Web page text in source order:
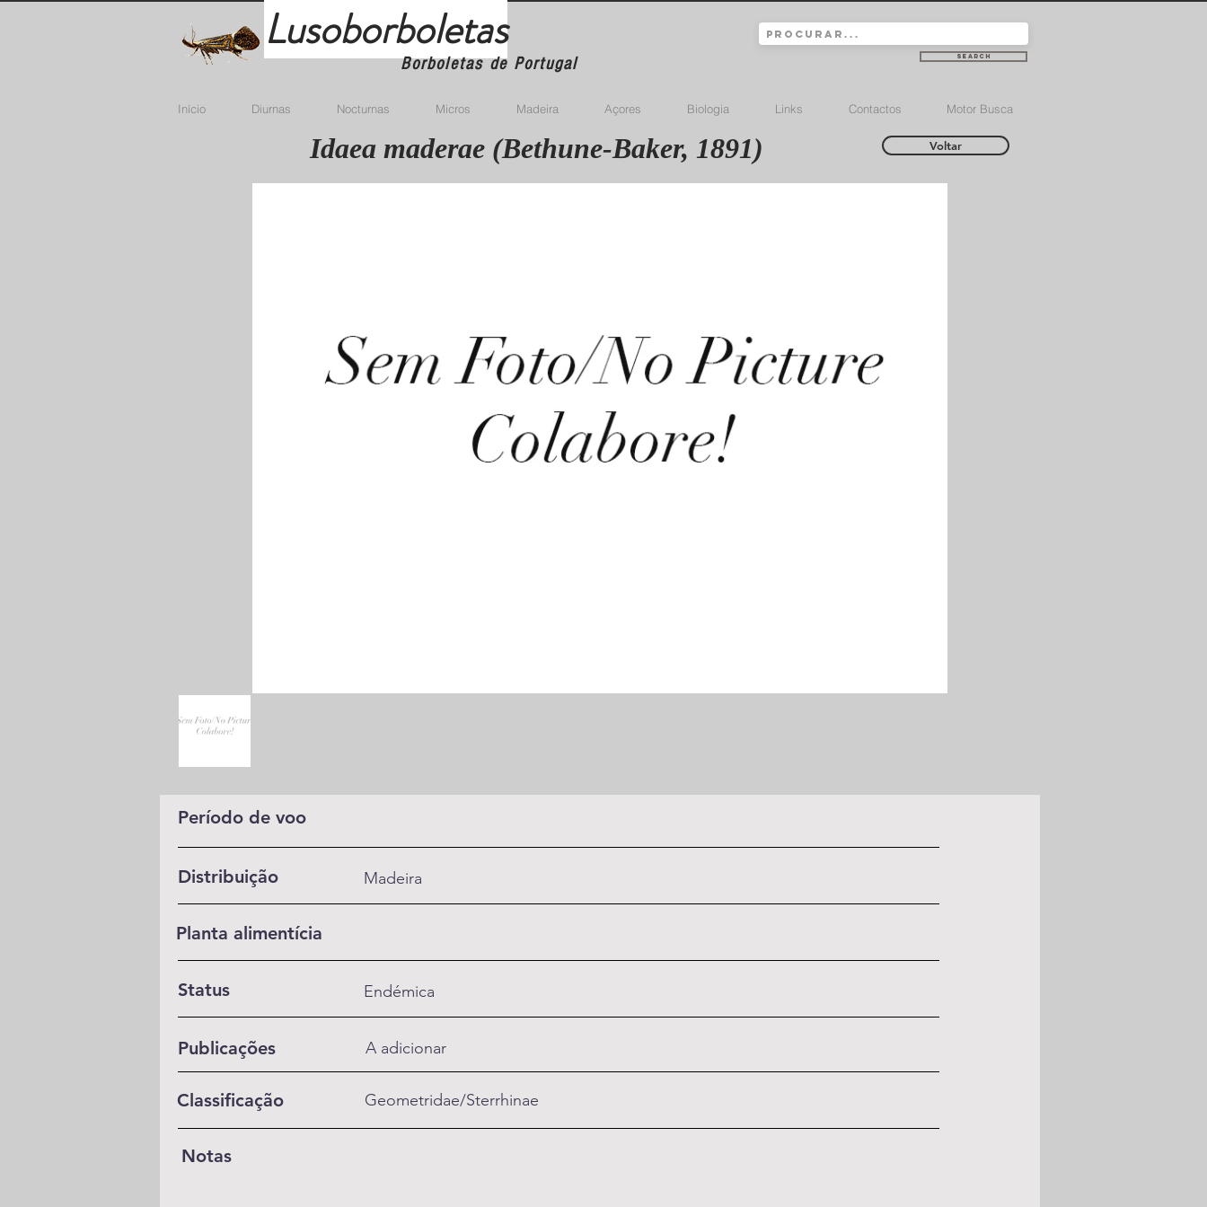
Lusoborboletas
Borboletas de Portugal Search
Início Diurnas Nocturnas Micros Madeira Açores Biologia Links Contactos Motor Busca
Idaea maderae (Bethune-Baker, 1891) Voltar
Período de voo
Distribuição Madeira
Planta alimentícia
Status Endémica
Publicações A adicionar
Classificação Geometridae/Sterrhinae
Notas